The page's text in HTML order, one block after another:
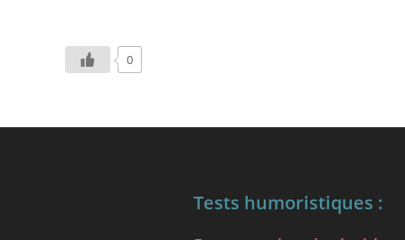
0
Tests humoristiques :